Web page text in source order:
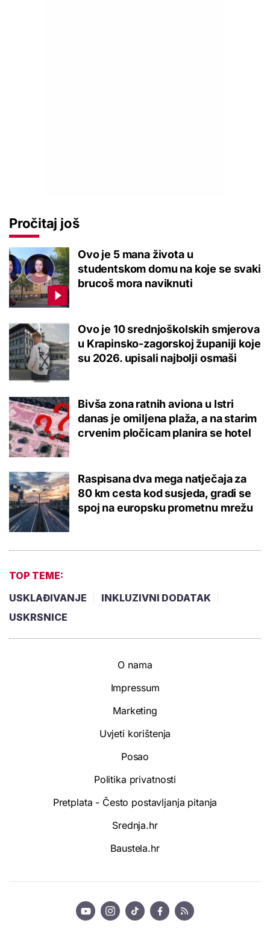
Pročitaj još
Ovo je 5 mana života u
studentskom domu na koje se svaki
brucoš mora naviknuti
Ovo je 10 srednjoškolskih smjerova
u Krapinsko-zagorskoj županiji koje
su 2026. upisali najbolji osmaši
Bivša zona ratnih aviona u Istri
danas je omiljena plaža, a na starim
crvenim pločicam planira se hotel
Raspisana dva mega natječaja za
80 km cesta kod susjeda, gradi se
spoj na europsku prometnu mrežu
TOP TEME:
USKLAĐIVANJE
INKLUZIVNI DODATAK
USKRSNICE
O nama
Impressum
Marketing
Uvjeti korištenja
Posao
Politika privatnosti
Pretplata - Često postavljanja pitanja
Srednja.hr
Baustela.hr